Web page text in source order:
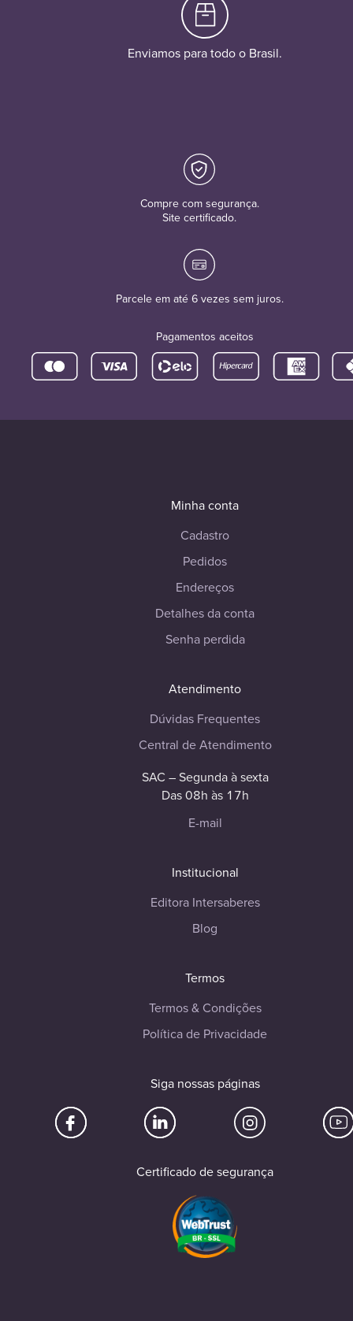
Enviamos para todo o Brasil.
Compre com segurança.
Site certificado.
Parcele em até 6 vezes sem juros.
Pagamentos aceitos
Minha conta
Cadastro
Pedidos
Endereços
Detalhes da conta
Senha perdida
Atendimento
Dúvidas Frequentes
Central de Atendimento
SAC – Segunda à sexta
Das 08h às 17h
E-mail
Institucional
Editora Intersaberes
Blog
Termos
Termos & Condições
Política de Privacidade
Siga nossas páginas
Certificado de segurança